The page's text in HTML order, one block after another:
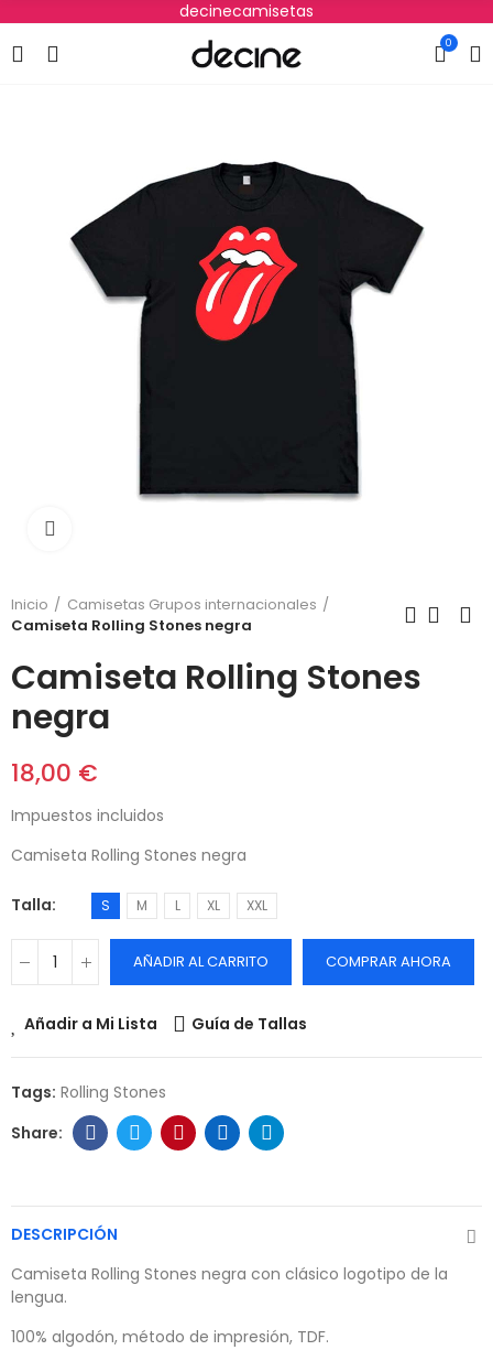
decinecamisetas
0
Inicio
Camisetas Grupos internacionales
Camiseta Rolling Stones negra
Camiseta Rolling Stones
negra
18,00 €
Impuestos incluidos
Camiseta Rolling Stones negra
Talla S M L XL XXL
AÑADIR AL CARRITO COMPRAR AHORA
Añadir a Mi Lista Guía de Tallas
Tags: Rolling Stones
DESCRIPCIÓN
Camiseta Rolling Stones negra con clásico logotipo de la
lengua.
100% algodón, método de impresión, TDF.